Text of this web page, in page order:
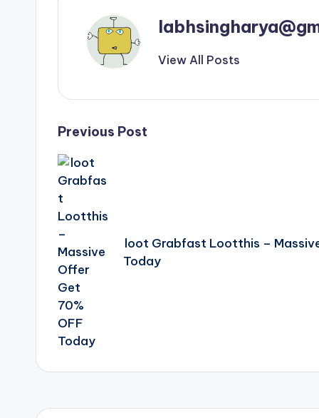
View All Posts
Post
navigation
Previous Post
loot Grabfast Lootthis –
Today